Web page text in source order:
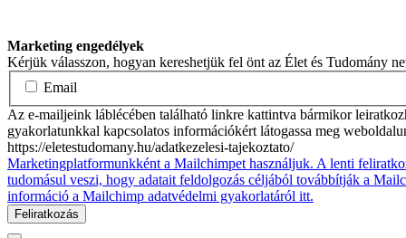
Marketing engedélyek
Kérjük válasszon, hogyan kereshetjük fel önt az Élet és Tudomány
Email
Az e-mailjeink láblécében található linkre kattintva bármikor
gyakorlatunkkal kapcsolatos információkért látogassa meg
https://eletestudomany.hu/adatkezelesi-tajekoztato/
Marketingplatformunkként a Mailchimpet használjuk. A lenti
tudomásul veszi, hogy adatait feldolgozás céljából továbbítják a
információ a Mailchimp adatvédelmi gyakorlatáról itt.